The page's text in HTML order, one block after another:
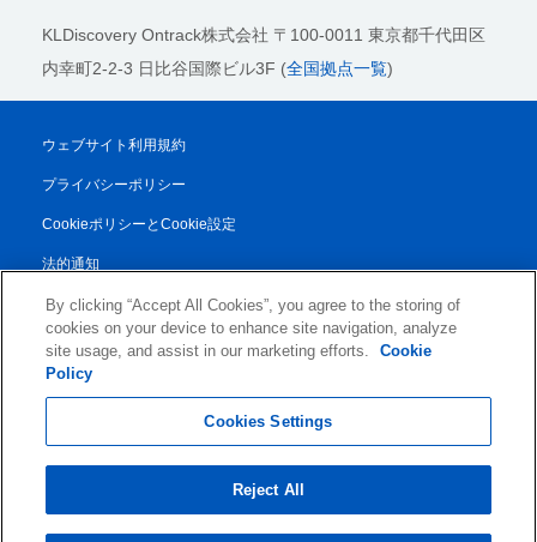
KLDiscovery Ontrack株式会社 〒100-0011 東京都千代田区
内幸町2-2-3 日比谷国際ビル3F (全国拠点一覧)
ウェブサイト利用規約
プライバシーポリシー
CookieポリシーとCookie設定
法的通知
透明性レポート
取引条件
© 2026 KLDiscovery Ontrack - All Rights Reserved.
By clicking “Accept All Cookies”, you agree to the storing of
cookies on your device to enhance site navigation, analyze
site usage, and assist in our marketing efforts.
Cookie
Policy
Cookies Settings
Reject All